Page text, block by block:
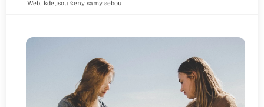
Web, kde jsou ženy samy sebou